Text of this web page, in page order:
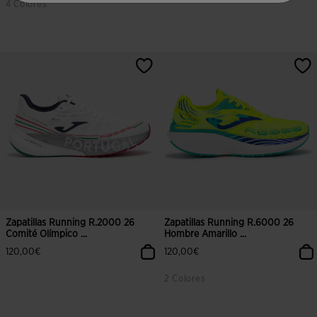
4 Colores
3,7 sobre 5 de valoración de clientes 3,8 sobre 5 de valoración de
Zapatillas Running R.2000 26
Comité Olímpico ...
120,00€
Zapatillas Running R.6000 26
Hombre Amarillo ...
120,00€
2 Colores